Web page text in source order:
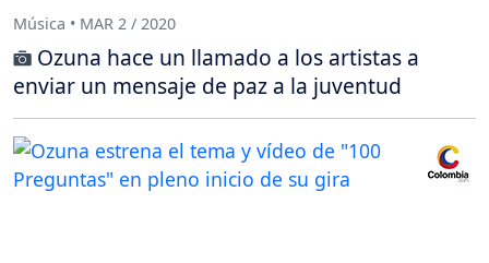
Música • MAR 2 / 2020
Ozuna hace un llamado a los artistas a
enviar un mensaje de paz a la juventud